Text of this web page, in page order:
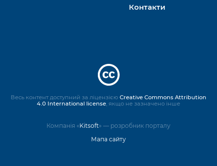
Контакти
Компанія «Kitsoft» — розробник порталу
Мапа сайту
Весь контент доступний за ліцензією Creative Commons Attribution
4.0 International license , якщо не зазначено інше